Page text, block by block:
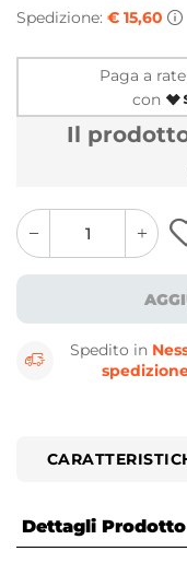
Spedizione: € 15,60
Paga a
con
Il
quantity
button
minus
button
Spedito in
Dettagli Prodotto